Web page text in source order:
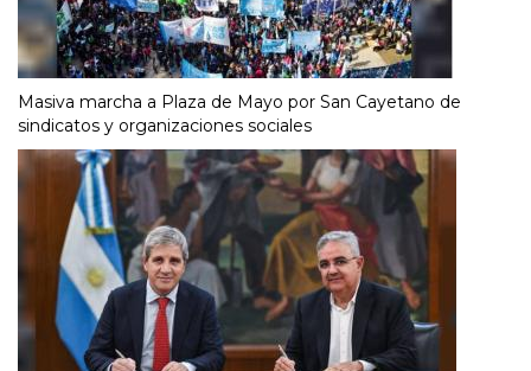
Masiva marcha a Plaza de Mayo por San Cayetano de
sindicatos y organizaciones sociales